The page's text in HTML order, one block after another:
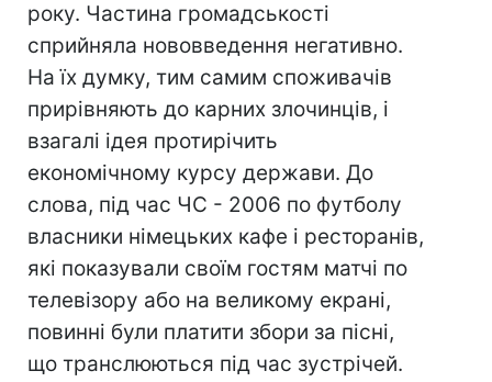
року. Частина громадськості
сприйняла нововведення негативно.
На їх думку, тим самим споживачів
прирівняють до карних злочинців, і
взагалі ідея протирічить
економічному курсу держави. До
слова, під час ЧС - 2006 по футболу
власники німецьких кафе і ресторанів,
які показували своїм гостям матчі по
телевізору або на великому екрані,
повинні були платити збори за пісні,
що транслюються під час зустрічей.